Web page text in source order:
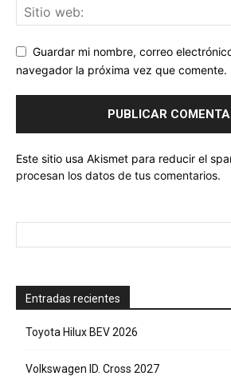
Guardar mi nombre, correo
navegador la próxima vez que comente.
Este sitio usa Akismet para reducir el
procesan los datos de tus comentarios.
Entradas recientes
Toyota Hilux BEV 2026
Volkswagen ID. Cross 2027